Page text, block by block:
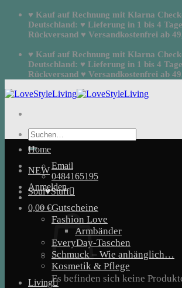
Zum
springen
♥ Kauf auf Rechnung mit Klarna
Deutschland: ♥ Lieferung in 1 bis 4
Rückversand ♥ Versandkostenfrei ab
♥ Kauf auf Rechnung mit Klarna
Deutschland: ♥ Lieferung in 1 bis 4
Rückversand ♥ Versandkostenfrei ab
Suchen
nach:
Email
0484165195
Anmelden
0,00€
Es befinden sich keine
Home
NEW
Soul♥Stuff
Gutscheine
Fashion Love
Armbänder
EveryDay-Taschen
Schmuck – Wie anhänglich…
Kosmetik & Pflege
Living